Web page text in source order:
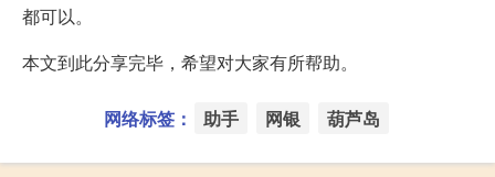
都可以。
本文到此分享完毕，希望对大家有所帮助。
网络标签： 助手 网银 葫芦岛